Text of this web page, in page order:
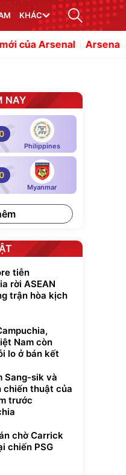
KHÁC
Arsenal hoãn công bố
NAY
Philippines
Myanmar
tiễn
rời ASEAN
trận hòa kịch
Nam còn
lo ở bán kết
Sang-sik và
chiến thuật của
trước
chờ Carrick
chiến PSG